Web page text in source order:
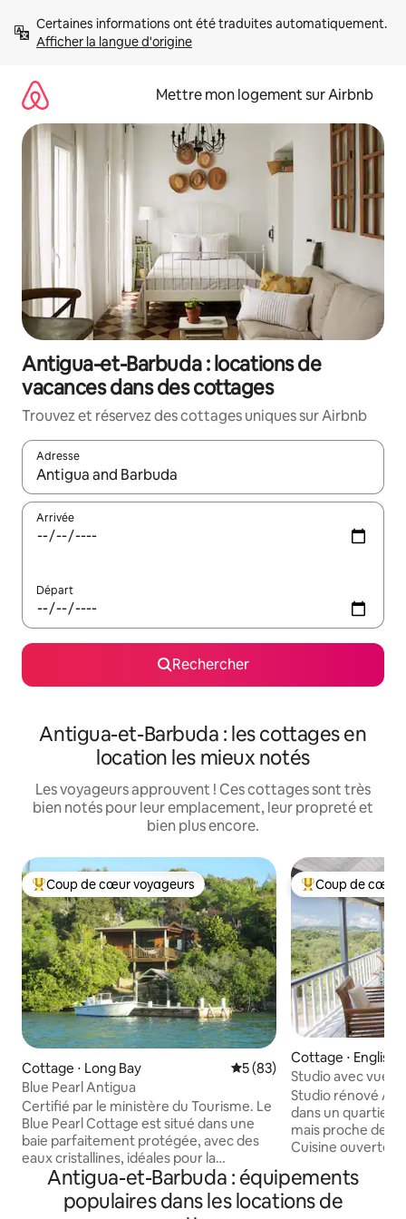
directement
Afficher la langue d'origine
Mettre mon logement sur Airbnb
Antigua-et-Barbuda : locations de
vacances dans des cottages
Trouvez et réservez des cottages uniques sur Airbnb
Adresse
Lorsque les résultats s'affichent, utilisez les flèches vers le
Arrivée
Départ
Rechercher
Antigua-et-Barbuda : les cottages en
location les mieux notés
Les voyageurs approuvent ! Ces cottages sont très
bien notés pour leur emplacement, leur propreté et
bien plus encore.
Coups de cœur voyageurs les plus appréciés
Coup de cœur voyageurs
Cottage ⋅ Long Bay Évaluation moyenne sur la
5 (83)
Blue Pearl Antigua
Certifié par le ministère du Tourisme. Le
Blue Pearl Cottage est situé dans une
baie parfaitement protégée, avec des
eaux cristallines, idéales pour la
baignade, le kayak ou la pêche juste à
côté de la jetée. Notre logement est
idéal pour les couples romantiques, les
Coups de cœur
Coup de cœur
Cottage ⋅ English
Studio avec vue
Studio rénové
dans un quartier
mais proche de l'action.
Cuisine ouverte,
effet pluie à
de comptoirs en
Antigua-et-Barbuda : équipements
populaires dans les locations de